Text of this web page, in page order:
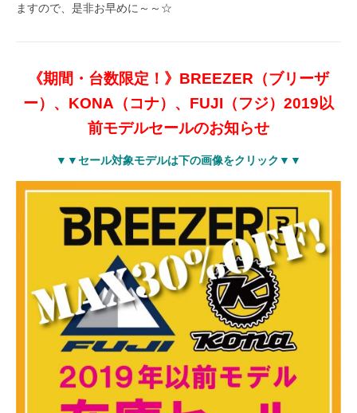
ますので、是非お早めに～～☆
《期間・台数限定！》BREEZER（ブリーザ
ー）、KONA（コナ）、FUJI（フジ）2019以
前モデルセールのお知らせ
▼▼セール対象モデルは下の画像をクリック▼▼